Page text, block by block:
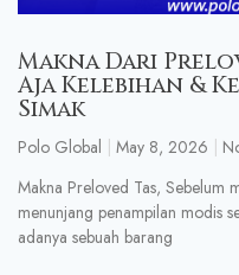
Makna Dari
Aja Kelebihan &
Simak
Polo Global May 8, 2026
Makna Preloved Tas, Sebelum
menunjang penampilan modis
adanya sebuah barang